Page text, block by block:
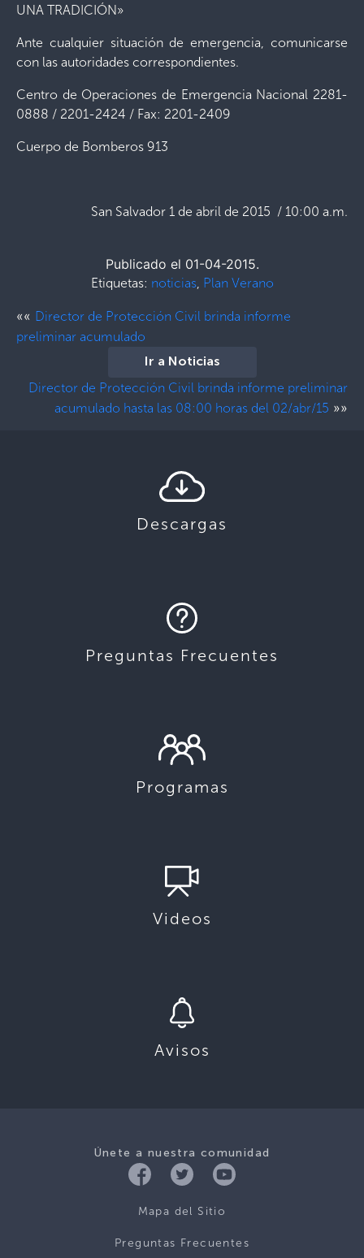
UNA TRADICIÓN»
Ante cualquier situación de emergencia, comunicarse
con las autoridades correspondientes.
Centro de Operaciones de Emergencia Nacional 2281-
0888 / 2201-2424 / Fax: 2201-2409
Cuerpo de Bomberos 913
San Salvador 1 de abril de 2015 / 10:00 a.m.
Publicado el 01-04-2015.
Etiquetas: noticias, Plan Verano
«« Director de Protección Civil brinda informe
preliminar acumulado
Ir a Noticias
Director de Protección Civil brinda informe preliminar
acumulado hasta las 08:00 horas del 02/abr/15 »»
Descargas
Preguntas Frecuentes
Programas
Videos
Avisos
Únete a nuestra comunidad
Mapa del Sitio
Preguntas Frecuentes